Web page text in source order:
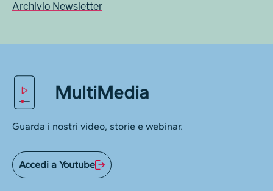
Archivio Newsletter
MultiMedia
Guarda i nostri video, storie e webinar.
Accedi a Youtube